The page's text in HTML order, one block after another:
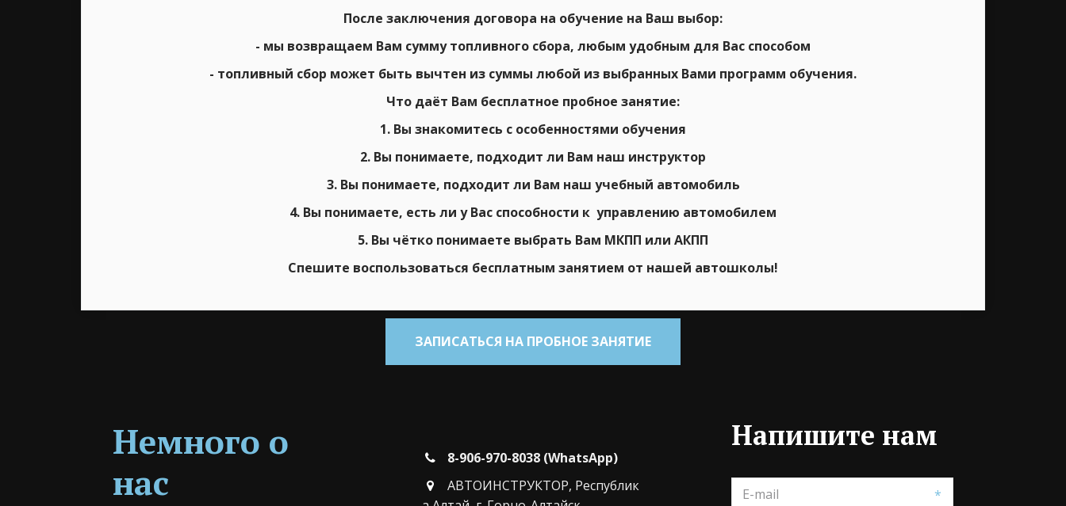
После заключения договора на обучение на Ваш выбор:
- мы возвращаем Вам сумму топливного сбора, любым удобным для Вас способом
- топливный сбор может быть вычтен из суммы любой из выбранных Вами программ обучения.
Что даёт Вам бесплатное пробное занятие:
1. Вы знакомитесь с особенностями обучения
2. Вы понимаете, подходит ли Вам наш инструктор
3. Вы понимаете, подходит ли Вам наш учебный автомобиль
4. Вы понимаете, есть ли у Вас способности к управлению автомобилем
5. Вы чётко понимаете выбрать Вам МКПП или АКПП
Спешите воспользоваться бесплатным занятием от нашей автошколы!
ЗАПИСАТЬСЯ НА ПРОБНОЕ ЗАНЯТИЕ
Немного о
нас
8-906-970-8038 (WhatsApp)
АВТОИНСТРУКТОР, Республик
Напишите нам
*